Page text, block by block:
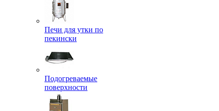
Печи для утки по
пекински
Подогреваемые
поверхности